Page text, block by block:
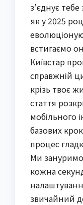
з’єднує
як у 2025
встигаємо
Київстар
справжній
крізь твоє
стаття
мобільного
базових
процес
Ми
кожна
звичайний